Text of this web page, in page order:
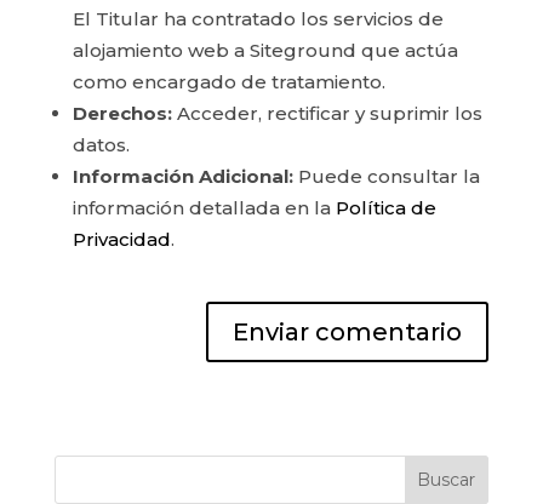
El Titular ha contratado los servicios de
alojamiento web a Siteground que actúa
como encargado de tratamiento.
Derechos:Acceder, rectificar y suprimir los
datos.
Información Adicional:Puede consultar la
información detallada en la Política de
Privacidad.